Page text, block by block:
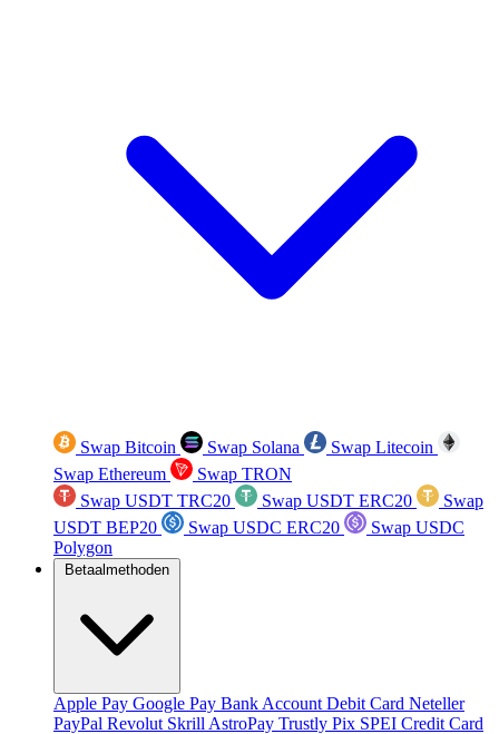
Swap Bitcoin Swap Solana
Swap Litecoin
Swap Ethereum
Swap TRON
Swap USDT TRC20
Swap USDT ERC20
Swap
USDT BEP20
Swap USDC ERC20
Swap USDC
Polygon
Betaalmethoden
Apple Pay Google Pay Bank Account Debit Card Neteller
PayPal Revolut Skrill AstroPay Trustly Pix SPEI Credit Card